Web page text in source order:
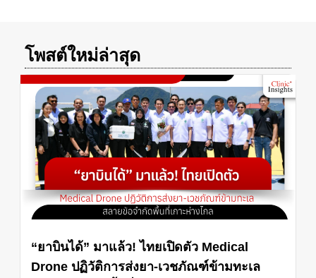
โพสต์ใหม่ล่าสุด
“ยาบินได้” มาแล้ว! ไทยเปิดตัว Medical
Drone ปฏิวัติการส่งยา-เวชภัณฑ์ข้ามทะเล